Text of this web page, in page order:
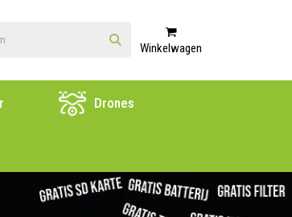
Winkelwagen
Drones